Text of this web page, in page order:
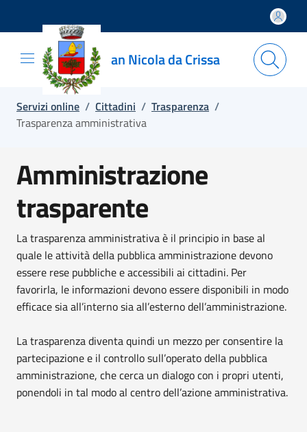
Salta e vai al contenuto
Salta e vai al footer
an Nicola da Crissa
Servizi online / Cittadini / Trasparenza /
Trasparenza amministrativa
Amministrazione
trasparente
La trasparenza amministrativa è il principio in base al
quale le attività della pubblica amministrazione devono
essere rese pubbliche e accessibili ai cittadini. Per
favorirla, le informazioni devono essere disponibili in modo
efficace sia all’interno sia all’esterno dell’amministrazione.
La trasparenza diventa quindi un mezzo per consentire la
partecipazione e il controllo sull’operato della pubblica
amministrazione, che cerca un dialogo con i propri utenti,
ponendoli in tal modo al centro dell’azione amministrativa.